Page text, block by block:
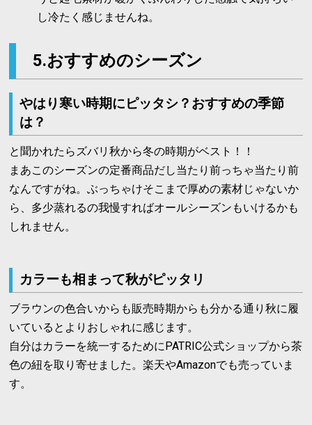
し冷たく感じませんね。
5.おすすめのシーズン
やはり寒い時期にピッタシ？おすすめの季節
は？
と聞かれたらズバリ秋から冬の時期がベスト！！
まあこのシーズンの定番商品だし当たり前っちゃ当たり前
なんですがね。ぶっちゃけそこまで厚めの素材じゃないか
ら、多少蒸れるの我慢すればオールシーズンもいけるかも
しれません。
カラーも相まって秋がピッタリ
ブラウンの色合いからも販売時期からも分かる通り秋に履
いているとよりおしゃれに感じます。
自分はカラーを統一するためにPATRIC公式ショップから茶
色の紐を取り寄せました。楽天やAmazonでも売っていま
す。